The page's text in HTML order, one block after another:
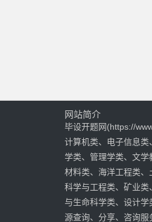
网站简介
毕设开题网(https://
计算机类、电子信息
学类、管理学类、文学
材料类、海洋工程类
科学与工程类、矿业
与生命科学类、设计
源查询、分享、咨询服